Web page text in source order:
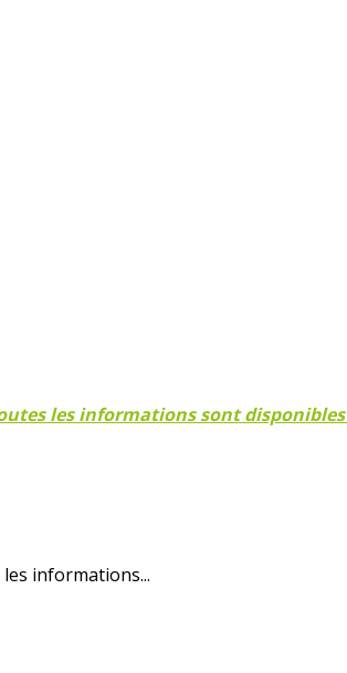
les informations sont
informations...